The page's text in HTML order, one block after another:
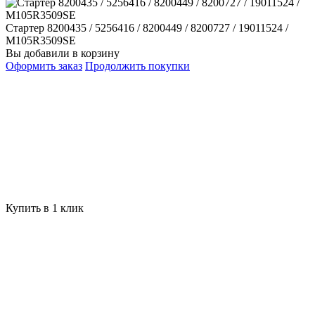
Стартер 8200435 / 5256416 / 8200449 / 8200727 / 19011524 /
M105R3509SE
Вы добавили в корзину
Оформить заказ Продолжить покупки
Купить в 1 клик